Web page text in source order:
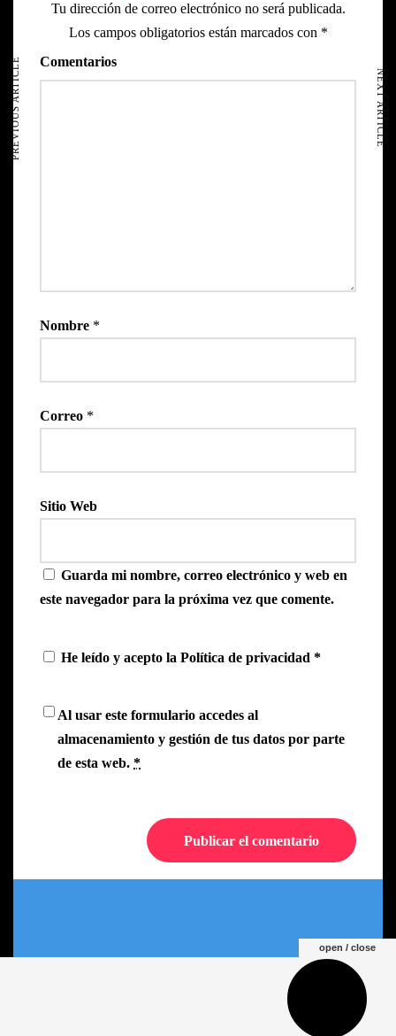
HOME
© Copyright Pedro N.R
Tu dirección de correo electrónico no será publicada.
Los campos obligatorios están marcados con *
Comentarios
Nombre *
Correo *
Sitio Web
Guarda mi nombre, correo electrónico y web en
este navegador para la próxima vez que comente.
He leído y acepto la Política de privacidad *
Al usar este formulario accedes al
almacenamiento y gestión de tus datos por parte
de esta web. *
PREVIOUS ARTICLE NEXT ARTICLE
open / close